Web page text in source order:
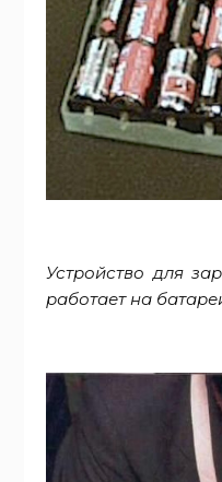
Устройство для
работает на